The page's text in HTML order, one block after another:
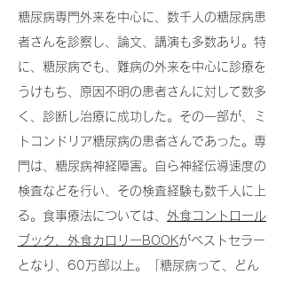
糖尿病専門外来を中心に、数千人の糖尿病患
者さんを診察し、論文、講演も多数あり。特
に、糖尿病でも、難病の外来を中心に診療を
うけもち、原因不明の患者さんに対して数多
く、診断し治療に成功した。その一部が、ミ
トコンドリア糖尿病の患者さんであった。専
門は、糖尿病神経障害。自ら神経伝導速度の
検査などを行い、その検査経験も数千人に上
る。食事療法については、 外食コントロール
ブック、外食カロリーBOOKがベストセラー
となり、60万部以上。「糖尿病って、どん